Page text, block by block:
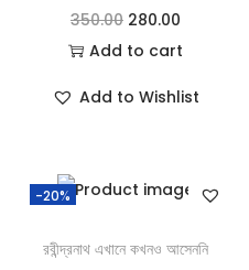
350.00 280.00
Add to cart
Add to Wishlist
-20%
রবীন্দ্রনাথ এখানে কখনও আসেননি